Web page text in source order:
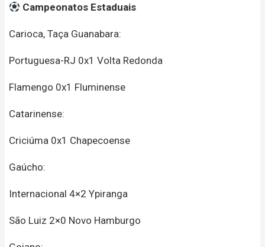
Campeonatos Estaduais
Carioca, Taça Guanabara:
Portuguesa-RJ 0x1 Volta Redonda
Flamengo 0x1 Fluminense
Catarinense:
Criciúma 0x1 Chapecoense
Gaúcho:
Internacional 4×2 Ypiranga
São Luiz 2×0 Novo Hamburgo